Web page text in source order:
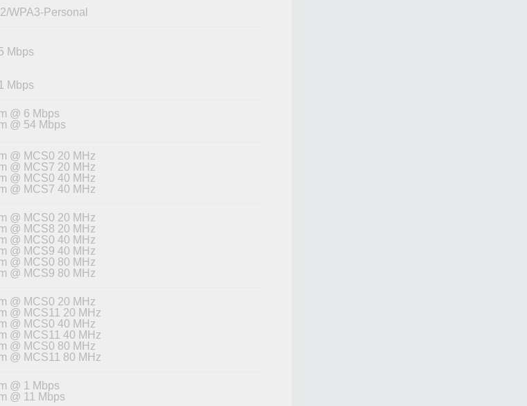
WPA3-Personal
Mbps
Mbps
@ 6 Mbps
@ 54 Mbps
@ MCS0 20 MHz
@ MCS7 20 MHz
@ MCS0 40 MHz
@ MCS7 40 MHz
@ MCS0 20 MHz
@ MCS8 20 MHz
@ MCS0 40 MHz
@ MCS9 40 MHz
@ MCS0 80 MHz
@ MCS9 80 MHz
@ MCS0 20 MHz
@ MCS11 20 MHz
@ MCS0 40 MHz
@ MCS11 40 MHz
@ MCS0 80 MHz
@ MCS11 80 MHz
@ 1 Mbps
@ 11 Mbps